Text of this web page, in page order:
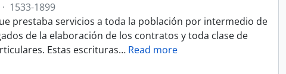
· 1533-1899
prestaba servicios a toda la población por intermedio de
de la elaboración de los contratos y toda clase de
Estas escrituras… Read more